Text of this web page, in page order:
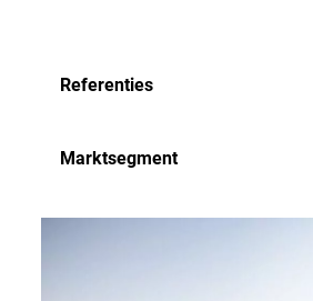
Referenties
Marktsegment